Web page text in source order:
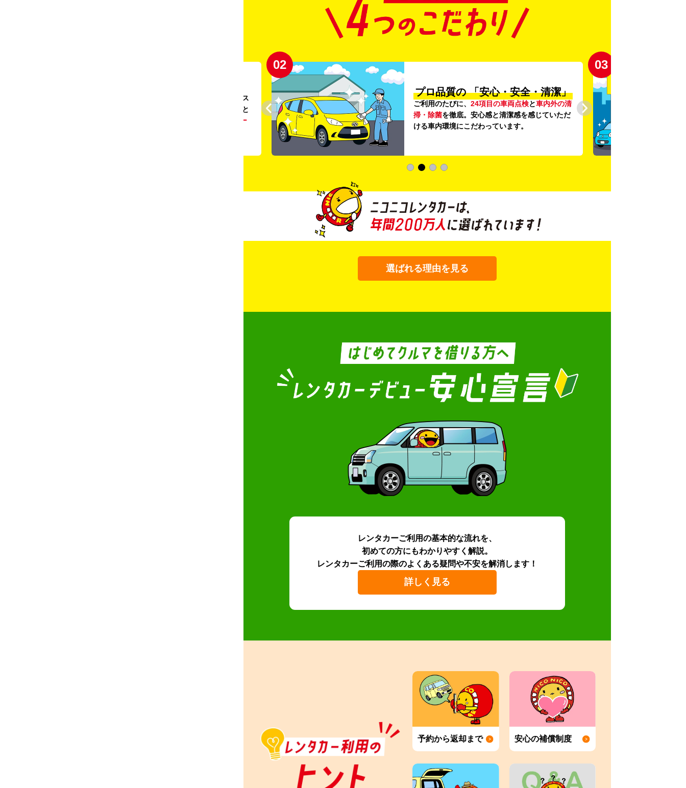
。ガソリンス
タンドや整備工場の既存インフラを活用すること
リー
02
プロ品質の 「安心・安全・清潔」
ご利用のたびに、 24項目の車両点検と車内外の清
掃・除菌を徹底。安心感と清潔感を感じていただ
ける車内環境にこだわっています。
03
選ばれる理由を見る
レンタカーご利用の基本的な流れを、
初めての方にもわかりやすく解説。
レンタカーご利用の際のよくある疑問や不安を解消します！
詳しく見る
予約から返却まで 安心の補償制度